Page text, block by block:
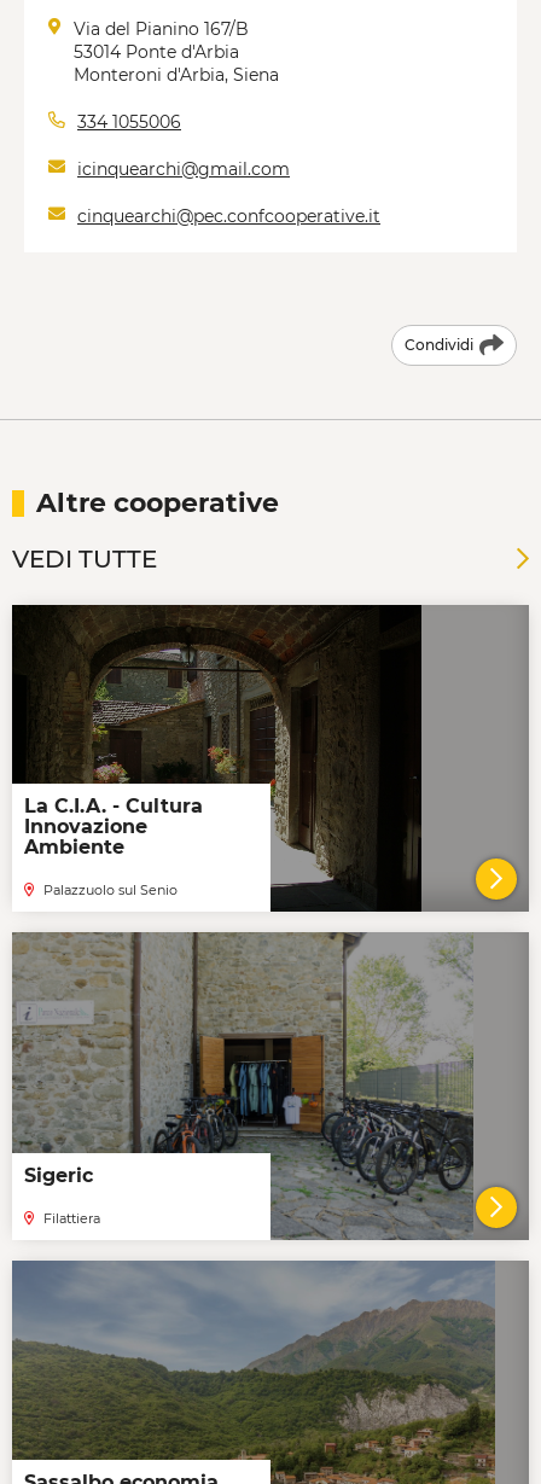
Via del Pianino 167/B
53014 Ponte d'Arbia
Monteroni d'Arbia, Siena
334 1055006
icinquearchi@gmail.com
cinquearchi@pec.confcooperative.it
Condividi
Altre cooperative
VEDI TUTTE
La C.I.A. - Cultura
Innovazione
Ambiente
Palazzuolo sul Senio VAI
Sigeric
Filattiera VAI